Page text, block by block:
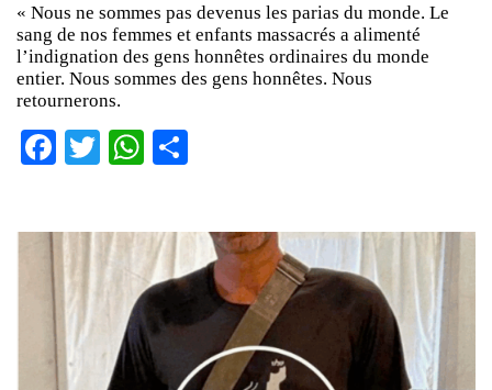
« Nous ne sommes pas devenus les parias du monde. Le
sang de nos femmes et enfants massacrés a alimenté
l’indignation des gens honnêtes ordinaires du monde
entier. Nous sommes des gens honnêtes. Nous
retournerons.
Facebook
TwitterWhatsApp